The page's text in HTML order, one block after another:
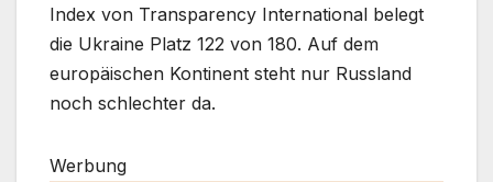
Index von Transparency International belegt
die Ukraine Platz 122 von 180. Auf dem
europäischen Kontinent steht nur Russland
noch schlechter da.
Werbung